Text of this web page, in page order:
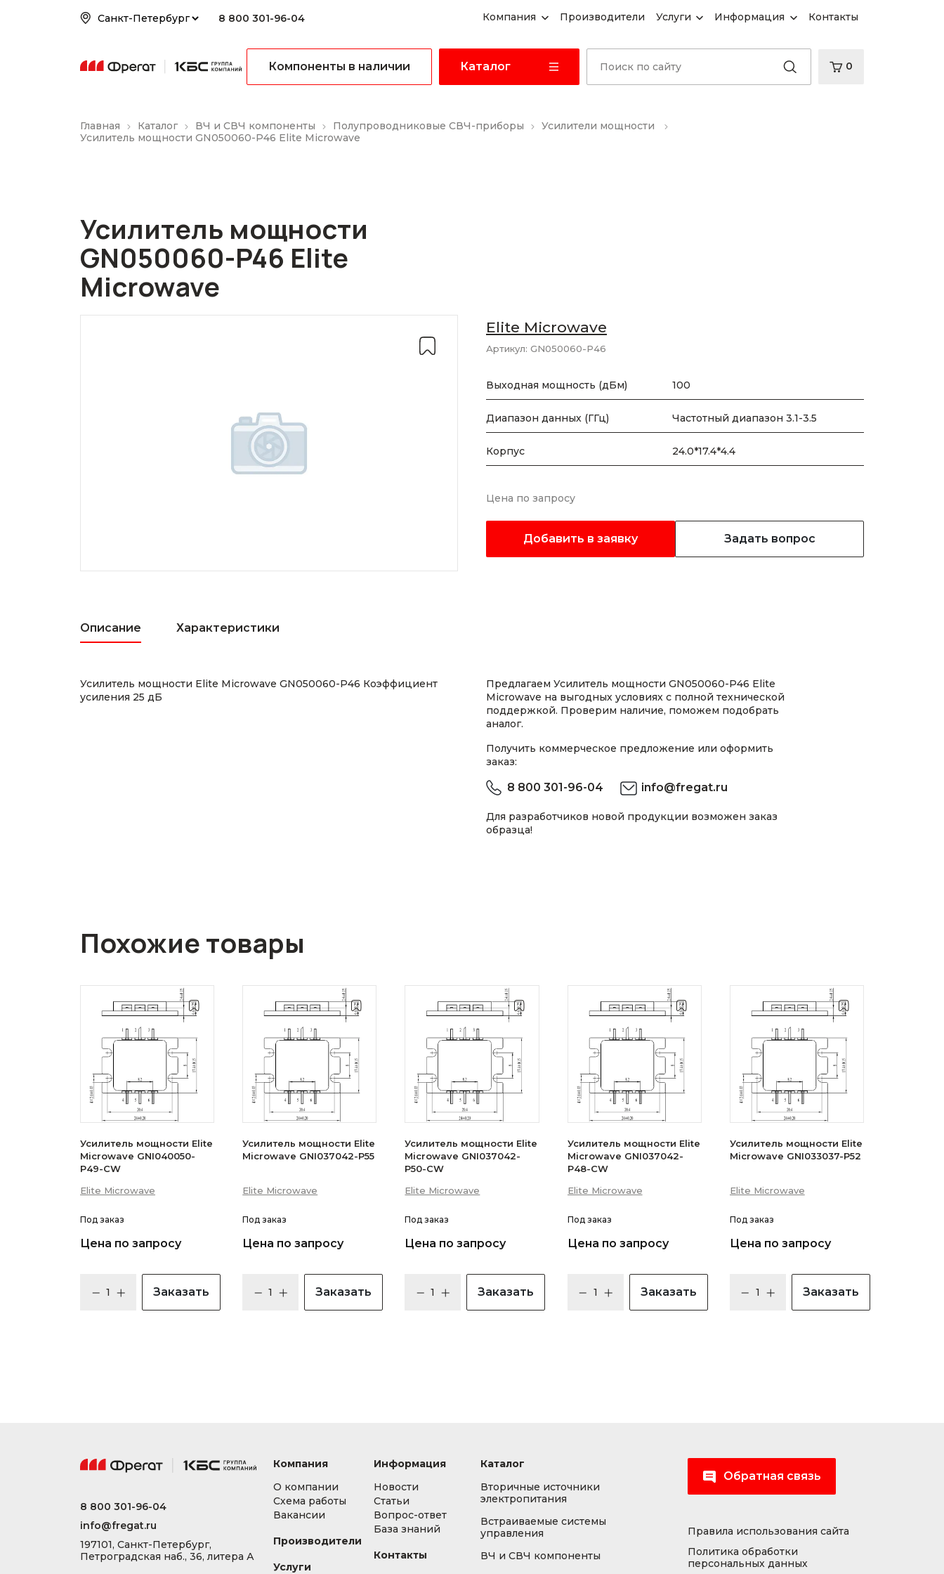
8 800 301-96-04 Компания Производители Услуги Информация Контакты
Компоненты в наличии Каталог 0
Главная Каталог ВЧ и СВЧ компоненты Полупроводниковые СВЧ-приборы
Усилители мощности
Усилитель мощности GN050060-P46 Elite Microwave
Усилитель мощности
GN050060-P46 Elite
Microwave
Elite Microwave
Артикул: GN050060-P46
Выходная мощность (дБм) 100
Диапазон данных (ГГц) Частотный диапазон 3.1-3.5
Корпус 24.0*17.4*4.4
Цена по запросу
Добавить в заявку Задать вопрос
Описание Характеристики
Усилитель мощности Elite Microwave GN050060-P46 Коэффициент
усиления 25 дБ
Предлагаем Усилитель мощности GN050060-P46 Elite
Microwave на выгодных условиях с полной технической
поддержкой. Проверим наличие, поможем подобрать
аналог.
Получить коммерческое предложение или оформить
заказ:
8 800 301-96-04 info@fregat.ru
Для разработчиков новой продукции возможен заказ
образца!
Похожие товары
Усилитель мощности Elite
Microwave GNI040050-
P49-CW
Elite Microwave
Под заказ
Цена по запросу
Заказать
Усилитель мощности Elite
Microwave GNI037042-P55
Elite Microwave
Под заказ
Цена по запросу
Заказать
Усилитель мощности Elite
Microwave GNI037042-
P50-CW
Elite Microwave
Под заказ
Цена по запросу
Заказать
Усилитель мощности Elite
Microwave GNI037042-
P48-CW
Elite Microwave
Под заказ
Цена по запросу
Заказать
Усилитель мощности Elite
Microwave GNI033037-P52
Elite Microwave
Под заказ
Цена по запросу
Заказать
8 800 301-96-04
info@fregat.ru
197101, Санкт-Петербург,
Петроградская наб., 36, литера А
Компания
О компании
Схема работы
Вакансии
Производители
Услуги
Информация
Новости
Статьи
Вопрос-ответ
База знаний
Контакты
Каталог
Вторичные источники
электропитания
Встраиваемые системы
управления
ВЧ и СВЧ компоненты
Обратная связь
Правила использования сайта
Политика обработки
персональных данных